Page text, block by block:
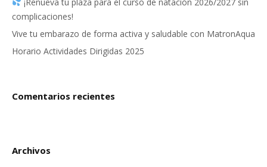
complicaciones!
Vive tu embarazo de forma activa y saludable con MatronAqua
Horario Actividades Dirigidas 2025
Comentarios recientes
Archivos